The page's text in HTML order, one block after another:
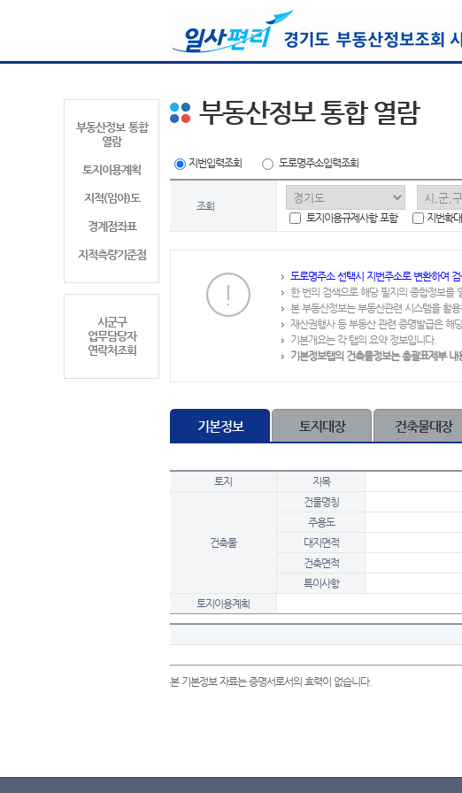
부동산정보 통합
열람
토지이용계획
지적(임야)도
경계점좌표
지적측량기준점
시군구
업무담당자
연락처조회
부동산정보 통합 열람
지번입력조회 도로명주소입력조회
조회
토지이용규제사항 포함
지번확대
도로명주소 선택시 지번주소로 변환하여
한 번의 검색으로 해당 필지의 종합정보를
본 부동산정보는 부동산관련 시스템을 활
재산권행사 등 부동산 관련 증명발급은 해
기본개요는 각 탭의 요약 정보입니다.
기본정보탭의 건축물정보는 총괄표제부 내
기본정보 토지대장 건축물대장
토지 지목
건축물
건물명칭
주용도
대지면적
건축면적
특이사항
토지이용계획
본 기본정보 자료는 증명서로서의 효력이 없습니다.